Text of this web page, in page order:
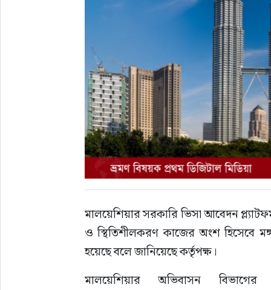
মালয়েশিয়ার সরকারি ভিসা আবেদন
ও স্থিতিশীলকরণ কাজের অংশ হিসেবে
হয়েছে বলে জানিয়েছে কর্তৃপক্ষ।
মালয়েশিয়ার অভিবাসন